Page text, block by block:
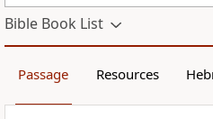
Bible Book List
Passage Resources